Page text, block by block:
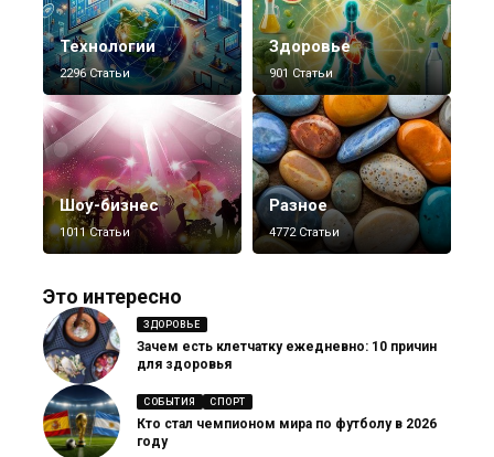
Технологии
2296 Статьи
Здоровье
901 Статьи
Шоу-бизнес
1011 Статьи
Разное
4772 Статьи
Это интересно
ЗДОРОВЬЕ
Зачем есть клетчатку ежедневно: 10 причин
для здоровья
СОБЫТИЯ СПОРТ
Кто стал чемпионом мира по футболу в 2026
году